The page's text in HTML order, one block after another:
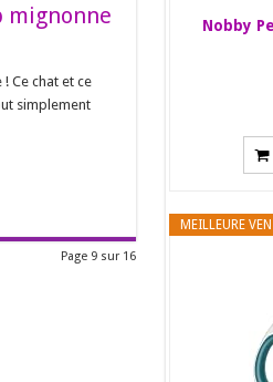
mignonne
Ce chat et ce
simplement
Page 9 sur 16
Nobby
MEILLEURE